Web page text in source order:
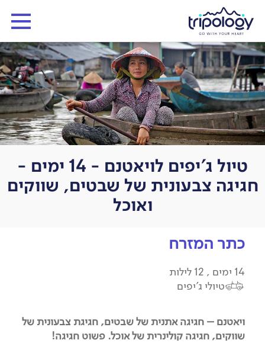
טיול ג'יפים לויאטנם - 14 ימים -
חגיגה צבעונית של שבטים, שווקים
ואוכל
כתר המזרח
14 ימים , 12 לילות
טיולי ג'יפים
ויאטנם – חגיגה אתנית של שבטים, חגיגת צבעונית של
שווקים, חגיגה קולינרית של אוכל. פשוט חגיגה!